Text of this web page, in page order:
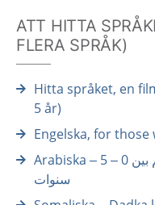
ATT HITTA
FLERA SPRÅK)
Hitta språket, en
5 år)
Engelska, for
Arabiska – لأولئك الذين تتراوح أعمار أطفالهم بين 0 – 5
سنوات